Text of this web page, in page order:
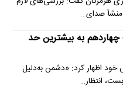
صدای…
به بیشترین حد
اظهار کرد: «دشمن به‌دلیل
انتظار…